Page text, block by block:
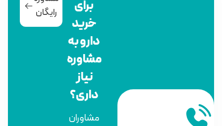
برای
خرید
دارو به
مشاوره
نیاز
داری؟
مشاوران
رایگان